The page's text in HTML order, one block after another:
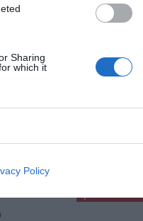
Sharing
which it
Policy
pubblicitàCl